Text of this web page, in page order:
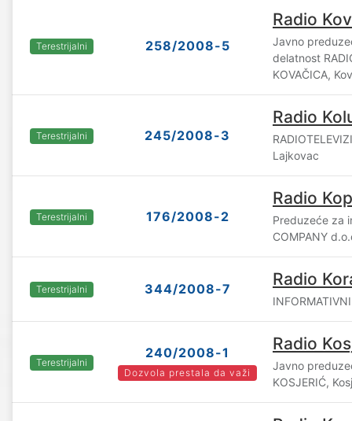
Terestrijalni 258/2008-5
Radio
Javno
delatnost
KOVAČICA,
Terestrijalni 245/2008-3
Radio
Lajkovac
Terestrijalni 176/2008-2
Radio
Preduzeće za
COMPANY
Terestrijalni 344/2008-7 Radio
Terestrijalni
240/2008-1
Dozvola prestala da važi
Radio
Javno
KOSJERIĆ,